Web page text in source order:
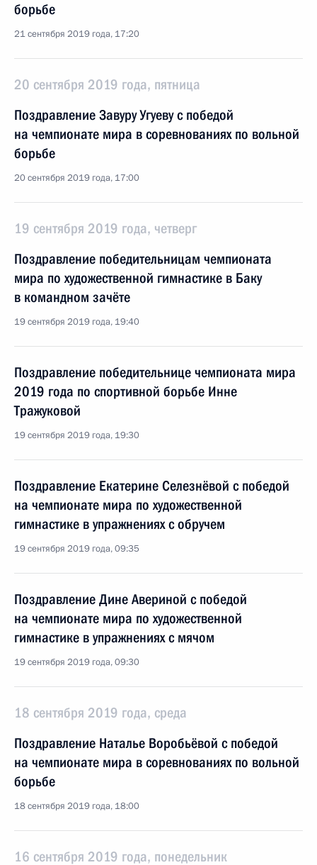
борьбе
21 сентября 2019 года, 17:20
20 сентября 2019 года, пятница
Поздравление Завуру Угуеву с победой
на чемпионате мира в соревнованиях по вольной
борьбе
20 сентября 2019 года, 17:00
19 сентября 2019 года, четверг
Поздравление победительницам чемпионата
мира по художественной гимнастике в Баку
в командном зачёте
19 сентября 2019 года, 19:40
Поздравление победительнице чемпионата мира
2019 года по спортивной борьбе Инне
Тражуковой
19 сентября 2019 года, 19:30
Поздравление Екатерине Селезнёвой с победой
на чемпионате мира по художественной
гимнастике в упражнениях с обручем
19 сентября 2019 года, 09:35
Поздравление Дине Авериной с победой
на чемпионате мира по художественной
гимнастике в упражнениях с мячом
19 сентября 2019 года, 09:30
18 сентября 2019 года, среда
Поздравление Наталье Воробьёвой с победой
на чемпионате мира в соревнованиях по вольной
борьбе
18 сентября 2019 года, 18:00
16 сентября 2019 года, понедельник